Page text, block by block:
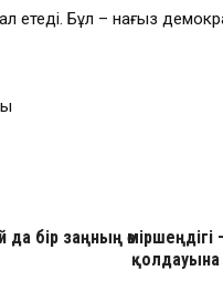
етеді. Бұл – нағыз
да бір заңның